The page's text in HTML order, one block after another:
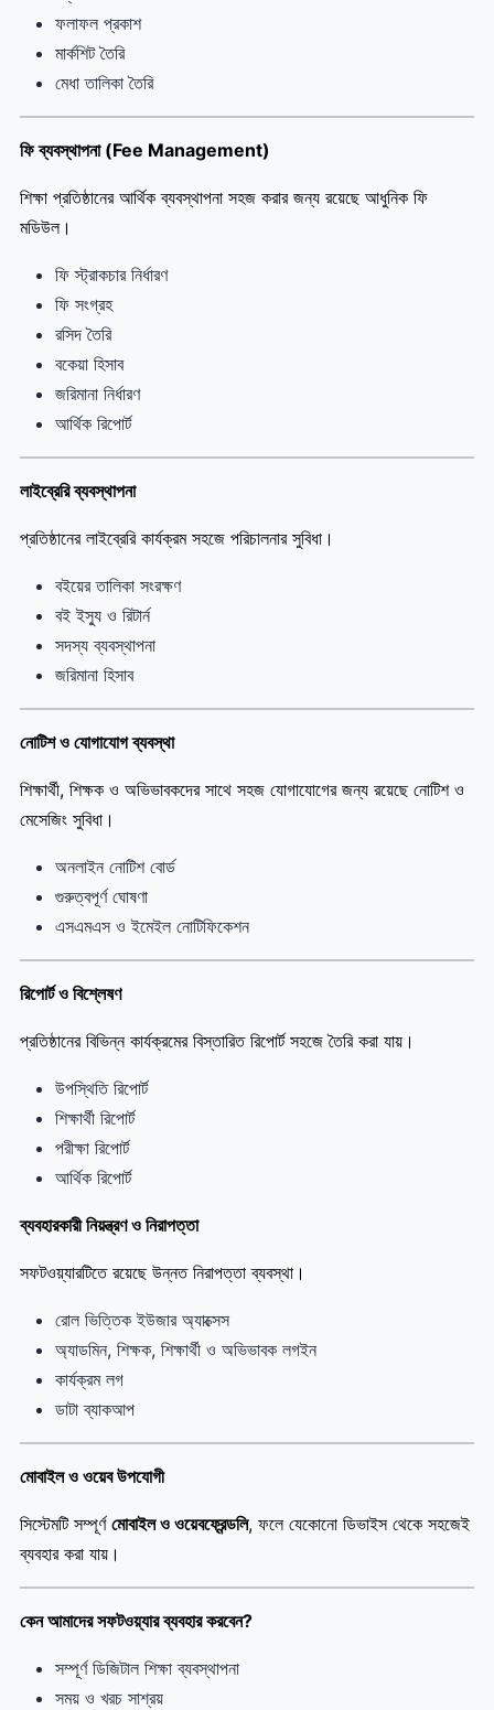
ফলাফল প্রকাশ
মার্কশিট তৈরি
মেধা তালিকা তৈরি
ফি ব্যবস্থাপনা (Fee Management)
শিক্ষা প্রতিষ্ঠানের আর্থিক ব্যবস্থাপনা সহজ করার জন্য রয়েছে আধুনিক ফি
মডিউল।
ফি স্ট্রাকচার নির্ধারণ
ফি সংগ্রহ
রসিদ তৈরি
বকেয়া হিসাব
জরিমানা নির্ধারণ
আর্থিক রিপোর্ট
লাইব্রেরি ব্যবস্থাপনা
প্রতিষ্ঠানের লাইব্রেরি কার্যক্রম সহজে পরিচালনার সুবিধা।
বইয়ের তালিকা সংরক্ষণ
বই ইস্যু ও রিটার্ন
সদস্য ব্যবস্থাপনা
জরিমানা হিসাব
নোটিশ ও যোগাযোগ ব্যবস্থা
শিক্ষার্থী, শিক্ষক ও অভিভাবকদের সাথে সহজ যোগাযোগের জন্য রয়েছে নোটিশ ও
মেসেজিং সুবিধা।
অনলাইন নোটিশ বোর্ড
গুরুত্বপূর্ণ ঘোষণা
এসএমএস ও ইমেইল নোটিফিকেশন
রিপোর্ট ও বিশ্লেষণ
প্রতিষ্ঠানের বিভিন্ন কার্যক্রমের বিস্তারিত রিপোর্ট সহজে তৈরি করা যায়।
উপস্থিতি রিপোর্ট
শিক্ষার্থী রিপোর্ট
পরীক্ষা রিপোর্ট
আর্থিক রিপোর্ট
ব্যবহারকারী নিয়ন্ত্রণ ও নিরাপত্তা
সফটওয়্যারটিতে রয়েছে উন্নত নিরাপত্তা ব্যবস্থা।
রোল ভিত্তিক ইউজার অ্যাক্সেস
অ্যাডমিন, শিক্ষক, শিক্ষার্থী ও অভিভাবক লগইন
কার্যক্রম লগ
ডাটা ব্যাকআপ
মোবাইল ও ওয়েব উপযোগী
সিস্টেমটি সম্পূর্ণ মোবাইল ও ওয়েবফ্রেন্ডলি, ফলে যেকোনো ডিভাইস থেকে সহজেই
ব্যবহার করা যায়।
কেন আমাদের সফটওয়্যার ব্যবহার করবেন?
সম্পূর্ণ ডিজিটাল শিক্ষা ব্যবস্থাপনা
সময় ও খরচ সাশ্রয়